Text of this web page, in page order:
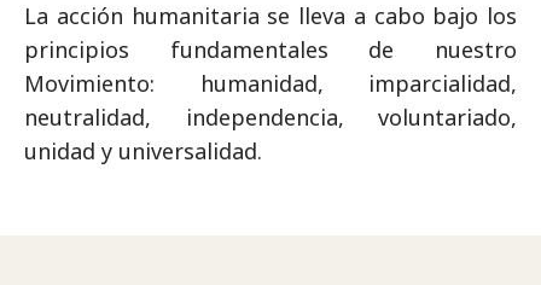
La acción humanitaria se lleva a cabo bajo los
principios fundamentales de nuestro
Movimiento: humanidad, imparcialidad,
neutralidad, independencia, voluntariado,
unidad y universalidad.